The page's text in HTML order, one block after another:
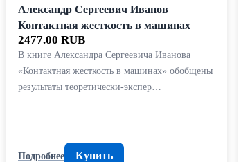
Александр Сергеевич Иванов
Контактная жесткость в машинах
2477.00 RUB
В книге Александра Сергеевича Иванова
«Контактная жесткость в машинах» обобщены
результаты теоретически-экспер…
Подробнее Купить